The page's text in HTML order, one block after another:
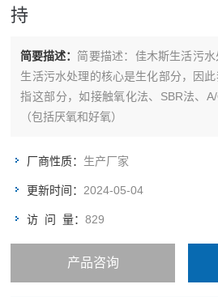
持
简要描述： 简要描述：佳木斯生活污
生活污水处理的核心是生化部分，因
指这部分，如接触氧化法、SBR法、
（包括厌氧和好氧）
厂商性质： 生产厂家
更新时间： 2024-05-04
访 问 量：829
产品咨询